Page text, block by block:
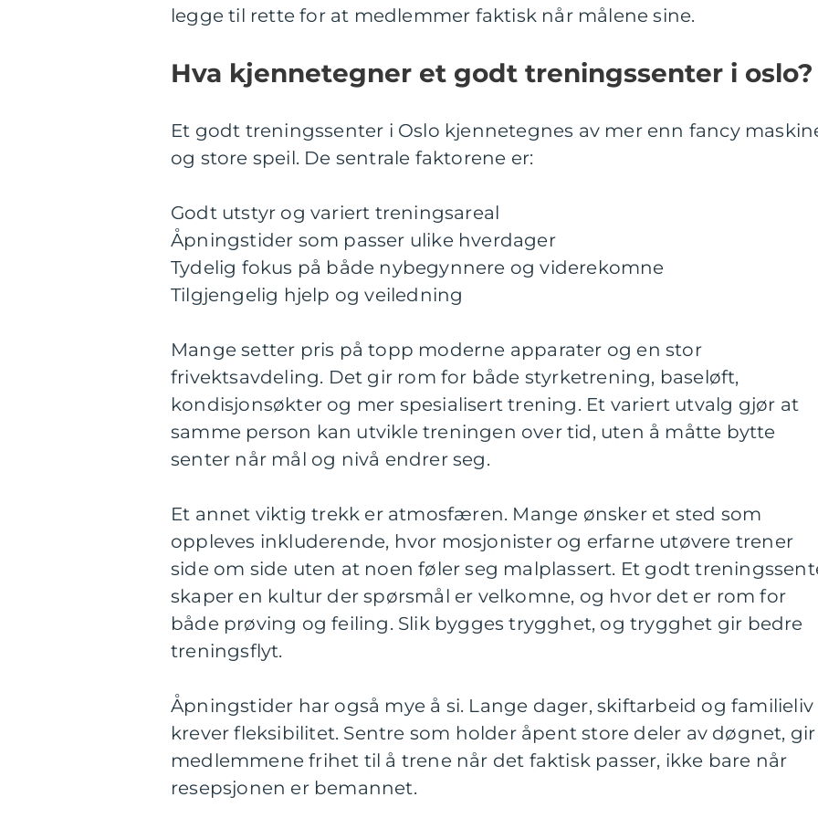
legge til rette for at medlemmer faktisk når målene sine.
Hva kjennetegner et godt treningssenter i oslo?
Et godt treningssenter i Oslo kjennetegnes av mer enn fancy
og store speil. De sentrale faktorene er:
Godt utstyr og variert treningsareal
Åpningstider som passer ulike hverdager
Tydelig fokus på både nybegynnere og viderekomne
Tilgjengelig hjelp og veiledning
Mange setter pris på topp moderne apparater og en stor
frivektsavdeling. Det gir rom for både styrketrening, baseløft,
kondisjonsøkter og mer spesialisert trening. Et variert utvalg gjør at
samme person kan utvikle treningen over tid, uten å måtte bytte
senter når mål og nivå endrer seg.
Et annet viktig trekk er atmosfæren. Mange ønsker et sted som
oppleves inkluderende, hvor mosjonister og erfarne utøvere trener
side om side uten at noen føler seg malplassert. Et godt
skaper en kultur der spørsmål er velkomne, og hvor det er rom for
både prøving og feiling. Slik bygges trygghet, og trygghet gir bedre
treningsflyt.
Åpningstider har også mye å si. Lange dager, skiftarbeid og familieliv
krever fleksibilitet. Sentre som holder åpent store deler av døgnet, gir
medlemmene frihet til å trene når det faktisk passer, ikke bare når
resepsjonen er bemannet.